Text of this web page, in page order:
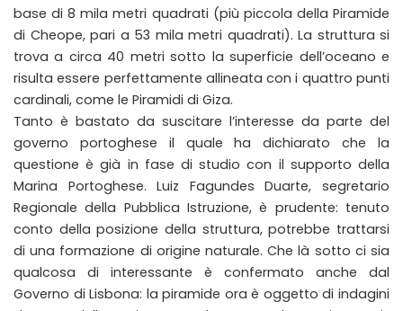
base di 8 mila metri quadrati (più piccola della Piramide
di Cheope, pari a 53 mila metri quadrati). La struttura si
trova a circa 40 metri sotto la superficie dell’oceano e
risulta essere perfettamente allineata con i quattro punti
cardinali, come le Piramidi di Giza.
Tanto è bastato da suscitare l’interesse da parte del
governo portoghese il quale ha dichiarato che la
questione è già in fase di studio con il supporto della
Marina Portoghese. Luiz Fagundes Duarte, segretario
Regionale della Pubblica Istruzione, è prudente: tenuto
conto della posizione della struttura, potrebbe trattarsi
di una formazione di origine naturale. Che là sotto ci sia
qualcosa di interessante è confermato anche dal
Governo di Lisbona: la piramide ora è oggetto di indagini